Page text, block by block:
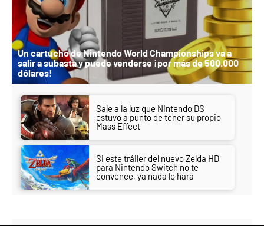
Un cartucho de Nintendo World Championships va a
salir a subasta y puede venderse ¡por más de 500.000
dólares!
Sale a la luz que Nintendo DS
estuvo a punto de tener su propio
Mass Effect
Si este tráiler del nuevo Zelda HD
para Nintendo Switch no te
convence, ya nada lo hará